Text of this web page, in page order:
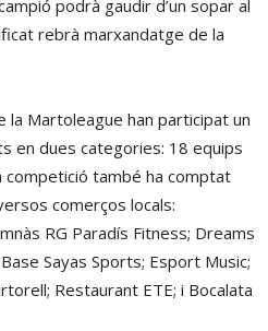
podrà gaudir d’un sopar al
rebrà marxandatge de la
la Martoleague han participat un
en dues categories: 18 equips
competició també ha comptat
comerços locals:
RG Paradís Fitness; Dreams
Sayas Sports; Esport Music;
Restaurant ETE; i Bocalata